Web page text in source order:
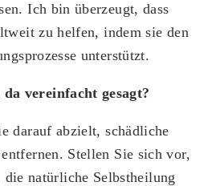
Ich bin überzeugt, dass
zu helfen, indem sie den
unterstützt.
vereinfacht gesagt?
darauf abzielt, schädliche
Stellen Sie sich vor,
natürliche Selbstheilung